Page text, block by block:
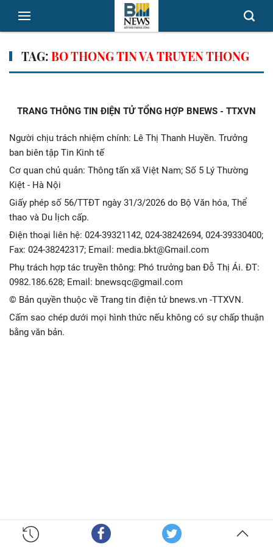
TAG:BO THONG TIN VA TRUYEN THONG
TRANG THÔNG TIN ĐIỆN TỬ TỔNG HỢP BNEWS - TTXVN
Người chịu trách nhiệm chính: Lê Thị Thanh Huyền. Trưởng
ban biên tập Tin Kinh tế
Cơ quan chủ quản: Thông tấn xã Việt Nam; Số 5 Lý Thường
Kiệt - Hà Nội
Giấy phép số 56/TTĐT ngày 31/3/2026 do Bộ Văn hóa, Thể
thao và Du lịch cấp.
Điện thoại liên hệ: 024-39321142, 024-38242694, 024-39330400;
Fax: 024-38242317; Email: media.bkt@Gmail.com
Phụ trách hợp tác truyền thông: Phó trưởng ban Đỗ Thị Ái. ĐT:
0982.186.628; Email: bnewsqc@gmail.com
© Bản quyền thuộc về Trang tin điện tử bnews.vn -TTXVN.
Cấm sao chép dưới mọi hình thức nếu không có sự chấp thuận
bằng văn bản.